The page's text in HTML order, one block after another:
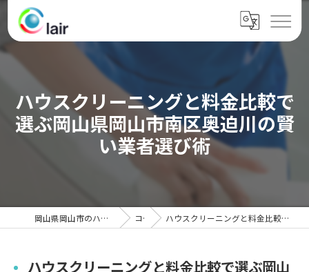
ハウスクリーニングと料金比較で
選ぶ岡山県岡山市南区奥迫川の賢
い業者選び術
岡山県岡山市のハウスクリーニングならクレール コラム ハウスクリーニングと料金比較で選ぶ岡山県岡山市南区奥迫川の賢い業者選び術
ハウスクリーニングと料金比較で選ぶ岡山